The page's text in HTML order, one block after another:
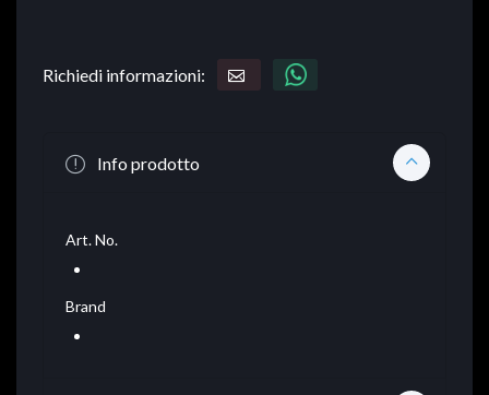
Richiedi informazioni:
Info prodotto
Art. No.
Brand